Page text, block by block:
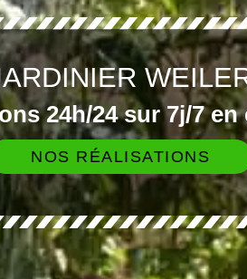
24h/24 sur 7j/7
NOS RÉALISATIONS